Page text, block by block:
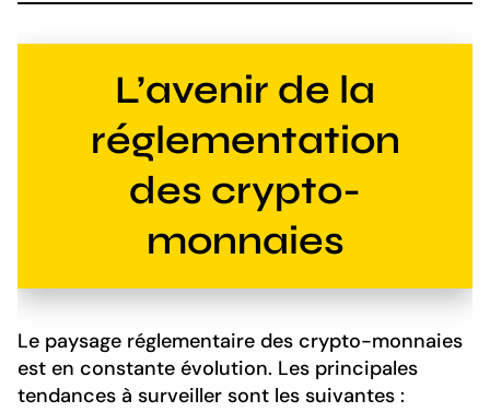
L’avenir de la
réglementation
des crypto-
monnaies
Le paysage réglementaire des crypto-monnaies
est en constante évolution. Les principales
tendances à surveiller sont les suivantes :